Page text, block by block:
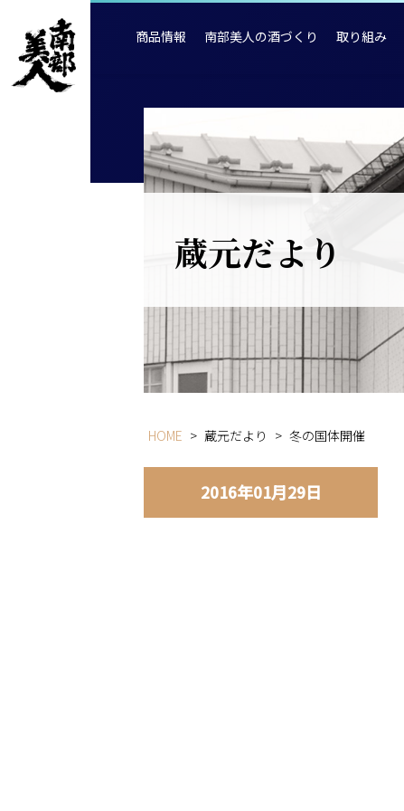
商品情報 南部美人の酒づくり 取り組み
蔵元だより
HOME > 蔵元だより > 冬の国体開催
2016年01月29日